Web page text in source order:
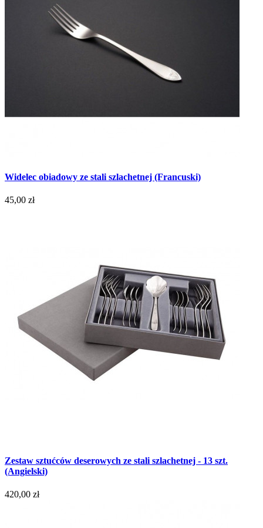
Widelec obiadowy ze stali szlachetnej (Francuski)
45,00 zł
Zestaw sztućców deserowych ze stali szlachetnej - 13 szt.
(Angielski)
420,00 zł